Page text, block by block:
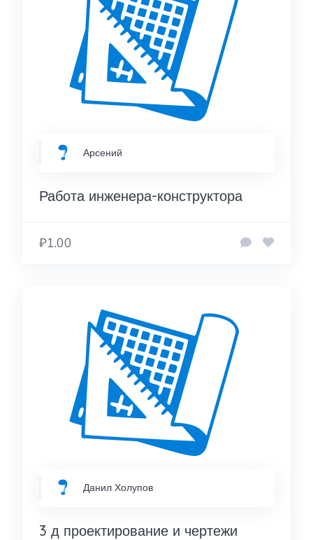
Арсений
Работа инженера-конструктора
₽1.00
Данил Холупов
3 д проектирование и чертежи